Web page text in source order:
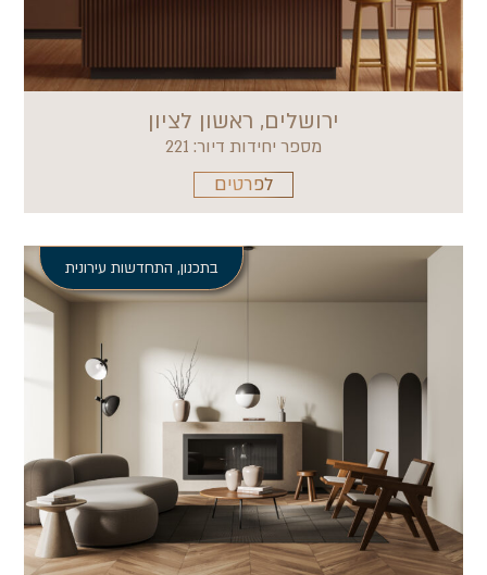
ירושלים, ראשון לציון
מספר יחידות דיור: 221
לפרטים
בתכנון, התחדשות עירונית